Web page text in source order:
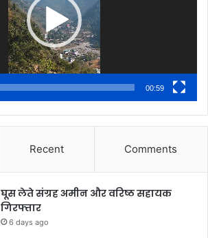
00:59
Recent Comments
घूस लेते संग्रह अमीन और वरिष्ठ सहायक
गिरफ्तार
6 days ago